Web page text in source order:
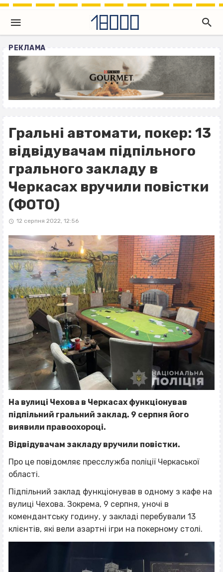
РЕКЛАМА
Гральні автомати, покер: 13
відвідувачам підпільного
грального закладу в
Черкасах вручили повістки
(ФОТО)
12 серпня 2022, 12:56
На вулиці Чехова в Черкасах функціонував
підпільний гральний заклад. 9 серпня його
виявили правоохороці.
Відвідувачам закладу вручили повістки.
Про це повідомляє пресслужба поліції Черкаської
області.
Підпільний заклад функціонував в одному з кафе на
вулиці Чехова. Зокрема, 9 серпня, уночі в
комендантську годину, у закладі перебували 13
клієнтів, які вели азартні ігри на покерному столі.